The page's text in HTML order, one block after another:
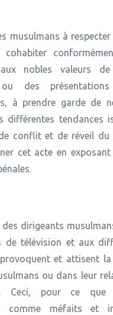
musulmans à
nobles valeurs
ou des
à prendre garde de
différentes tendances
conflit et de réveil du
cet acte en
des dirigeants
de télévision et aux
et attisent
ou dans leur
Ceci, pour ce que
comme méfaits et